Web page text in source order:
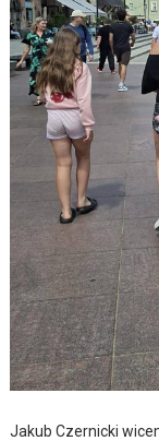
Jakub Czernicki